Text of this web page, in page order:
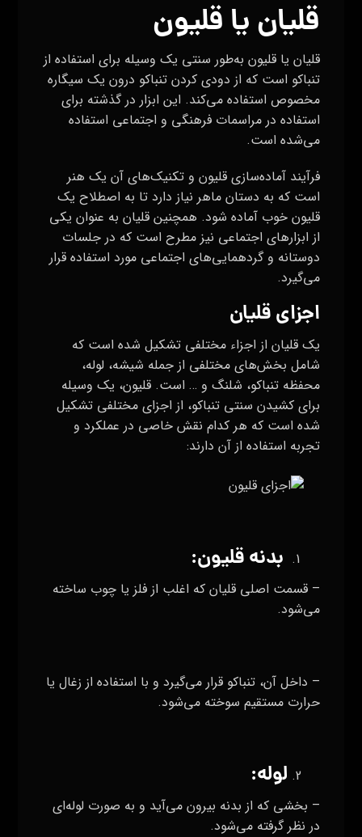
قلیان یا قلیون
قلیان یا قلیون به‌طور سنتی یک وسیله برای استفاده از
تنباکو است که از دودی کردن تنباکو درون یک سیگاره
مخصوص استفاده می‌کند. این ابزار در گذشته برای
استفاده در مراسمات فرهنگی و اجتماعی استفاده
می‌شده است.
فرآیند آماده‌سازی قلیون و تکنیک‌های آن یک هنر
است که به دستان ماهر نیاز دارد تا به اصطلاح یک
قلیون خوب آماده شود. همچنین قلیان به عنوان یکی
از ابزارهای اجتماعی نیز مطرح است که در جلسات
دوستانه و گردهمایی‌های اجتماعی مورد استفاده قرار
می‌گیرد.
اجزای قلیان
یک قلیان از اجزاء مختلفی تشکیل شده است که
شامل بخش‌های مختلفی از جمله شیشه، لوله،
محفظه تنباکو، شلنگ و … است. قلیون، یک وسیله
برای کشیدن سنتی تنباکو، از اجزای مختلفی تشکیل
شده است که هر کدام نقش خاصی در عملکرد و
تجربه استفاده از آن دارند:
بدنه قلیون:
– قسمت اصلی قلیان که اغلب از فلز یا چوب ساخته
می‌شود.
– داخل آن، تنباکو قرار می‌گیرد و با استفاده از زغال یا
حرارت مستقیم سوخته می‌شود.
لوله:
– بخشی که از بدنه بیرون می‌آید و به صورت لوله‌ای
در نظر گرفته می‌شود.